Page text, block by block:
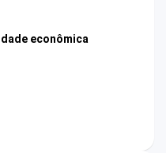
econômica